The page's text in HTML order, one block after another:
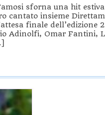
sforna una hit
cantato insieme
finale dell’edizione
Adinolfi, Omar Fantini,